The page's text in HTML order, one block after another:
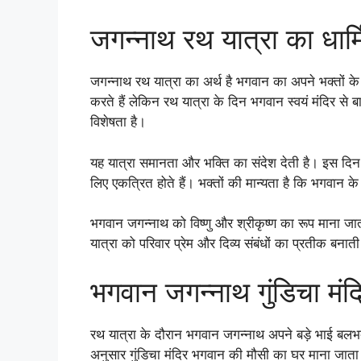
जगन्नाथ रथ यात्रा का
जगन्नाथ रथ यात्रा का अर्थ है भगवान का अपने भक्तों
करते हैं लेकिन रथ यात्रा के दिन भगवान स्वयं मंदिर से
विशेषता है।
यह यात्रा समानता और भक्ति का संदेश देती है। इस
लिए एकत्रित होते हैं। भक्तों की मान्यता है कि भगवान
भगवान जगन्नाथ को विष्णु और श्रीकृष्ण का रूप माना
यात्रा को परिवार प्रेम और दिव्य संबंधों का प्रतीक
भगवान जगन्नाथ गुंडिचा
रथ यात्रा के दौरान भगवान जगन्नाथ अपने बड़े भाई
अनुसार गुंडिचा मंदिर भगवान की मौसी का घर माना